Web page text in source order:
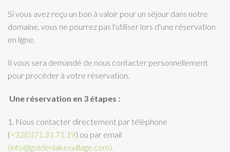
Si vous avez reçu un bon à valoir pour un séjour dans notre
domaine, vous ne pourrez pas l'utiliser lors d'une réservation
en ligne.
Il vous sera demandé de nous contacter personnellement
pour procéder à votre réservation.
Une réservation en 3 étapes :
1. Nous contacter directement par téléphone
(+32(0)71.31.71.19) ou par email
(info@goldenlakesvillage.com).